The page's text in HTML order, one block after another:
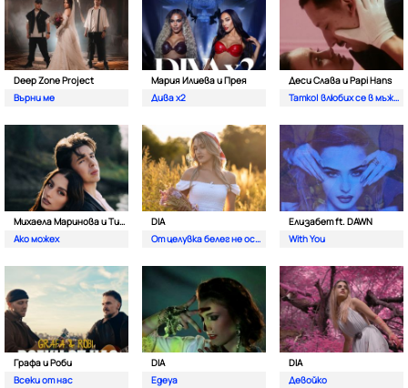
Deep Zone Project
Върни ме
Мария Илиева и Прея
Дива х2
Деси Слава и Papi Hans
Татко| влюбих се в мъжкар
Михаела Маринова и Тино
Ако можех
DIA
От целувка белег не остава
Елизабет ft. DAWN
With You
Графа и Роби
Всеки от нас
DIA
Egeya
DIA
Девойко